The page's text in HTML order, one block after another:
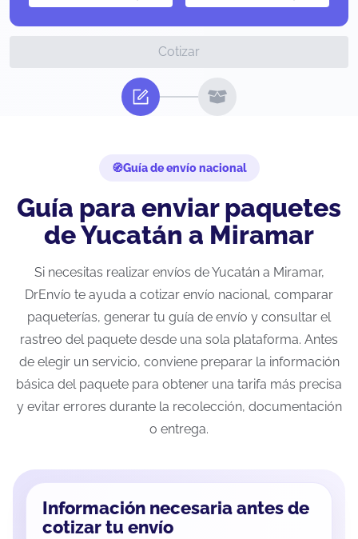
Cotizar
Guía de envío nacional
Guía para enviar paquetes
de Yucatán a Miramar
Si necesitas realizar envíos de Yucatán a Miramar,
DrEnvío te ayuda a cotizar envío nacional, comparar
paqueterías, generar tu guía de envío y consultar el
rastreo del paquete desde una sola plataforma. Antes
de elegir un servicio, conviene preparar la información
básica del paquete para obtener una tarifa más precisa
y evitar errores durante la recolección, documentación
o entrega.
Información necesaria antes de
cotizar tu envío